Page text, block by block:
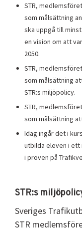
STR,
som målsättning
ska uppgå till
en vision om att
2050.
STR,
som målsättning
STR:s miljöpolicy.
STR,
som målsättning
Idag ingår det i
utbilda eleven i ett
i proven på
STR:s
Sveriges
STR